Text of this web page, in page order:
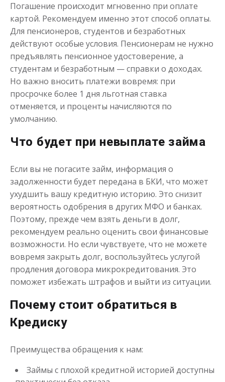
50 000 ₽
Срок от 1 до 21 дня
Получить
кредитной историей
Сумма до50 000
Срок от 1 до 21 дня
Получить
Займ с открытыми просрочками
Сумма
Получить
Погашение происходит мгновенно при оплате
картой. Рекомендуем именно этот способ оплаты.
Для пенсионеров, студентов и безработных
действуют особые условия. Пенсионерам не нужно
предъявлять пенсионное удостоверение, а
студентам и безработным — справки о доходах.
Но важно вносить платежи вовремя: при
просрочке более 1 дня льготная ставка
отменяется, и проценты начисляются по
умолчанию.
Что будет при невыплате займа
Если вы не погасите займ, информация о
задолженности будет передана в БКИ, что может
ухудшить вашу кредитную историю. Это снизит
вероятность одобрения в других МФО и банках.
Поэтому, прежде чем взять деньги в долг,
рекомендуем реально оценить свои финансовые
возможности. Но если чувствуете, что не можете
вовремя закрыть долг, воспользуйтесь услугой
продления договора микрокредитования. Это
поможет избежать штрафов и выйти из ситуации.
Почему стоит обратиться в
Кредиску
Преимущества обращения к нам:
Займы с плохой кредитной историей доступны